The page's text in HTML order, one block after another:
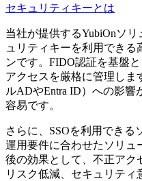
セキュリティキーとは
当社が提供するYubiOnソ
ュリティキーを利用でき
ンです。FIDO認証を基盤
アクセスを厳格に管理しま
ルADやEntra ID）への影
容易です。
さらに、SSOを利用できる
運用要件に合わせたソリュ
後の効果として、不正アク
リスク低減、セキュリティ